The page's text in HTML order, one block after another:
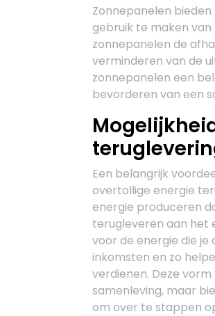
Zonnepanelen
gebruik te maken
zonnepanelen de
verminderen van de
zonnepanelen een
bevorderen van een
Een belangrijk
overtollige energie
energie produceren
terugleveren aan het
voor de energie die
inkomsten en zo
verdienen. Deze
samenleving, maar
om over te stappen